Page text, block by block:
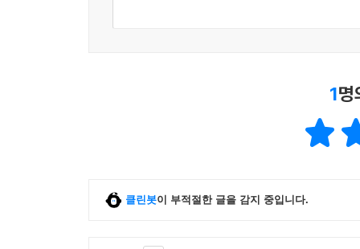
1명
클린봇이 부적절한 글을 감지 중입니다.